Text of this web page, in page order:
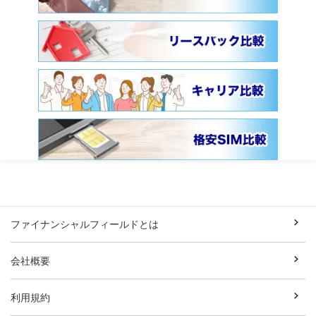
ファイナンシャルフィールドとは
会社概要
利用規約